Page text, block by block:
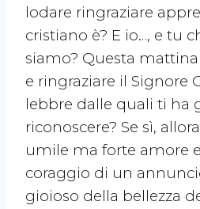
lodare ringraziare
cristiano è? E io…, e tu
siamo? Questa
e ringraziare il Signore
lebbre dalle quali ti ha
riconoscere? Se sì,
umile ma forte amore
coraggio di un
gioioso della bellezza